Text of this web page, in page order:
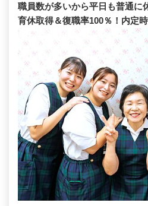
職員数が多いから平日も普通に
育休取得＆復職率100％！内定